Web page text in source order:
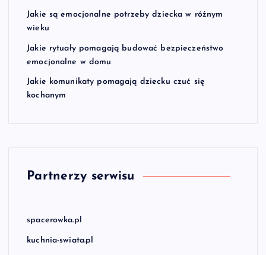
Jakie są emocjonalne potrzeby dziecka w różnym
wieku
Jakie rytuały pomagają budować bezpieczeństwo
emocjonalne w domu
Jakie komunikaty pomagają dziecku czuć się
kochanym
Partnerzy serwisu
spacerowka.pl
kuchnia-swiata.pl